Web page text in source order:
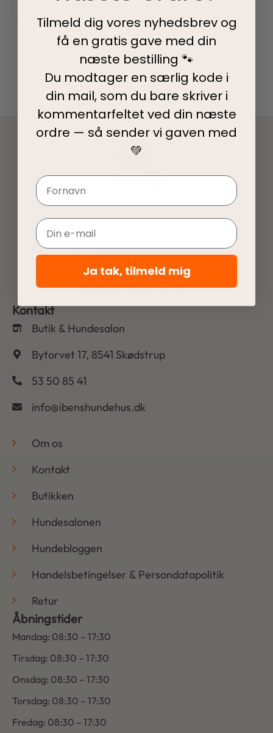
Kontakt
Butik & Hundesalon
Bytorvet 17, 8541 Skødstrup
53 50 85 41
info@ibenshundehus.dk
Om os
Kontakt
Butikken
Hundesalonen
Hundebloggen
Handelsbetingelser & Persondatapolitik
Retur
Åbningstider
Mandag: 08:30 – 17:30
Tirsdag: 08:30 – 17:30
Onsdag: 08:30 – 17:30
Torsdag: 08:30 – 17:30
Fredag: 08:30 – 17:30
Tilmeld dig vores nyhedsbrev og
få en gratis gave med din
næste bestilling 🐾
Du modtager en særlig kode i
din mail, som du bare skriver i
kommentarfeltet ved din næste
ordre — så sender vi gaven med
💚
Navn
Email
Ja tak, tilmeld mig